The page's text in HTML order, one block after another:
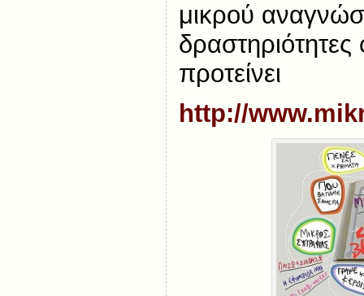
μικρού
προτείνει
http://